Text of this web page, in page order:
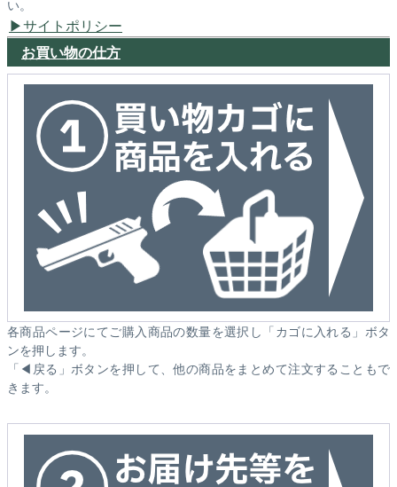
い。
サイトポリシー
お買い物の仕方
各商品ページにてご購入商品の数量を選択し「カゴに入れる」ボタ
ンを押します。
「◀戻る」ボタンを押して、他の商品をまとめて注文することもで
きます。